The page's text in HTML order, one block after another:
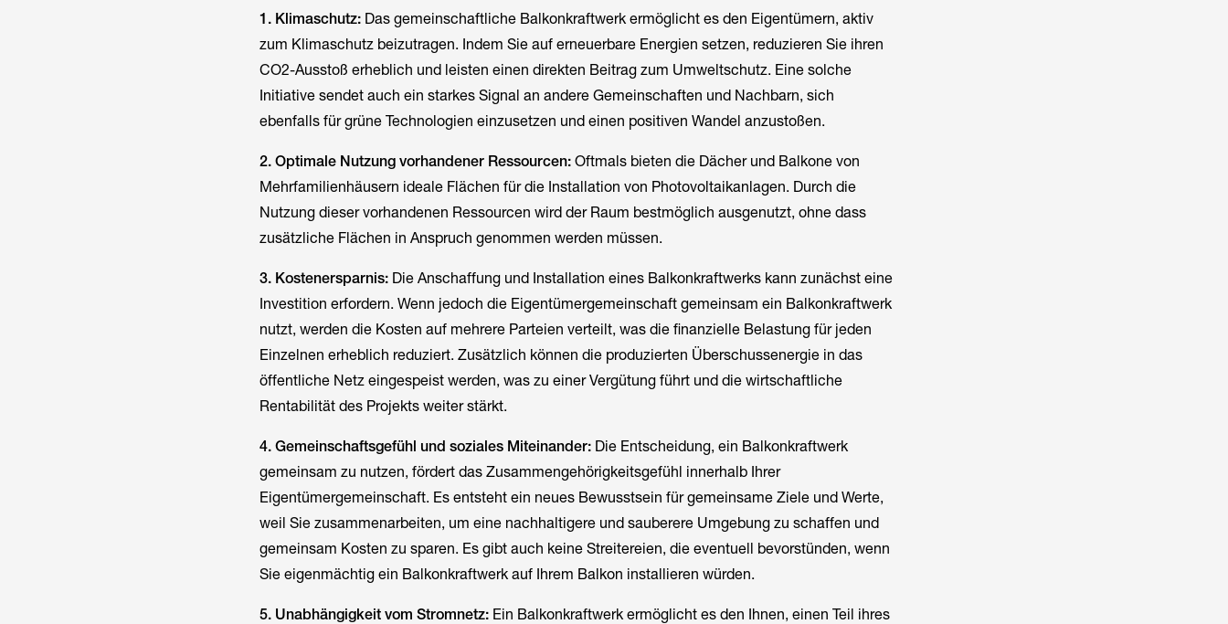
1. Klimaschutz:Das gemeinschaftliche Balkonkraftwerk ermöglicht es den Eigentümern, aktiv
zum Klimaschutz beizutragen. Indem Sie auf erneuerbare Energien setzen, reduzieren Sie ihren
CO2-Ausstoß erheblich und leisten einen direkten Beitrag zum Umweltschutz. Eine solche
Initiative sendet auch ein starkes Signal an andere Gemeinschaften und Nachbarn, sich
ebenfalls für grüne Technologien einzusetzen und einen positiven Wandel anzustoßen.
2. Optimale Nutzung vorhandener Ressourcen:Oftmals bieten die Dächer und Balkone von
Mehrfamilienhäusern ideale Flächen für die Installation von Photovoltaikanlagen. Durch die
Nutzung dieser vorhandenen Ressourcen wird der Raum bestmöglich ausgenutzt, ohne dass
zusätzliche Flächen in Anspruch genommen werden müssen.
3. Kostenersparnis:Die Anschaffung und Installation eines Balkonkraftwerks kann zunächst eine
Investition erfordern. Wenn jedoch die Eigentümergemeinschaft gemeinsam ein Balkonkraftwerk
nutzt, werden die Kosten auf mehrere Parteien verteilt, was die finanzielle Belastung für jeden
Einzelnen erheblich reduziert. Zusätzlich können die produzierten Überschussenergie in das
öffentliche Netz eingespeist werden, was zu einer Vergütung führt und die wirtschaftliche
Rentabilität des Projekts weiter stärkt.
4. Gemeinschaftsgefühl und soziales Miteinander:Die Entscheidung, ein Balkonkraftwerk
gemeinsam zu nutzen, fördert das Zusammengehörigkeitsgefühl innerhalb Ihrer
Eigentümergemeinschaft. Es entsteht ein neues Bewusstsein für gemeinsame Ziele und Werte,
weil Sie zusammenarbeiten, um eine nachhaltigere und sauberere Umgebung zu schaffen und
gemeinsam Kosten zu sparen. Es gibt auch keine Streitereien, die eventuell bevorstünden, wenn
Sie eigenmächtig ein Balkonkraftwerk auf Ihrem Balkon installieren würden.
5. Unabhängigkeit vom Stromnetz: Ein Balkonkraftwerk ermöglicht es den Ihnen, einen Teil ihres